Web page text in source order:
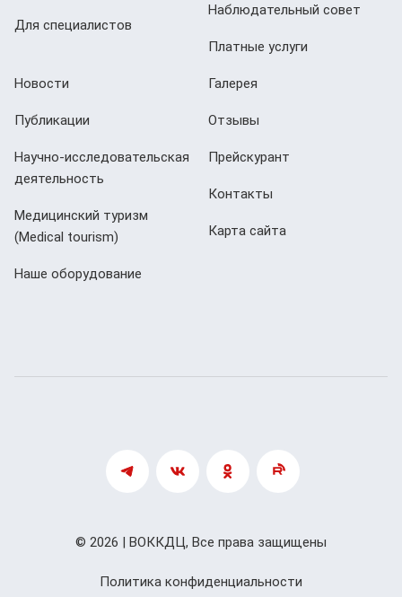
Для специалистов
Наблюдательный совет
Платные услуги
Новости
Публикации
Научно-исследовательская
деятельность
Медицинский туризм
(Мedical tourism)
Наше оборудование
Галерея
Отзывы
Прейскурант
Контакты
Карта сайта
Политика конфиденциальности
© 2026 | ВОККДЦ, Все права защищены